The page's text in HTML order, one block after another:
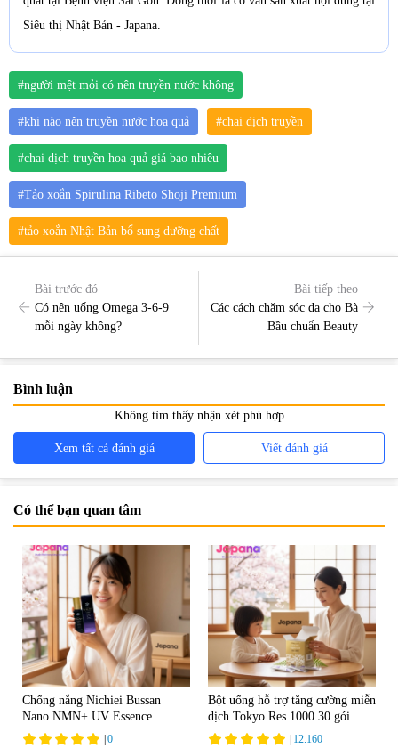
Siêu thị Nhật Bản - Japana.
#người mệt mỏi có nên truyền nước không
#khi nào nên truyền nước hoa quả #chai dịch truyền
#chai dịch truyền hoa quả giá bao nhiêu
#Tảo xoắn Spirulina Ribeto Shoji Premium
#tảo xoắn Nhật Bản bổ sung dưỡng chất
Bài trước đó
Có nên uống Omega 3-6-9
mỗi ngày không?
Bài tiếp theo
Các cách chăm sóc da cho Bà
Bầu chuẩn Beauty
Bình luận
Không tìm thấy nhận xét phù hợp
Xem tất cả đánh giá Viết đánh giá
Có thể bạn quan tâm
Chống nắng Nichiei Bussan
Nano NMN+ UV Essence
Luxury SPF50+ PA++++ 60g
0
Bột uống hỗ trợ tăng cường miễn
dịch Tokyo Res 1000 30 gói
12.160